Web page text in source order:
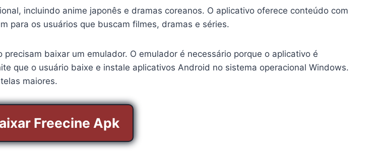
incluindo anime japonês e dramas coreanos. O aplicativo oferece conteúdo com
para os usuários que buscam filmes, dramas e séries.
baixar um emulador. O emulador é necessário porque o aplicativo é
que o usuário baixe e instale aplicativos Android no sistema operacional Windows.
maiores.
Freecine Apk